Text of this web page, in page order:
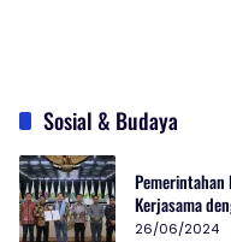
Sosial & Budaya
Pemerintahan
Kerjasama
Selatan
26/06/2024